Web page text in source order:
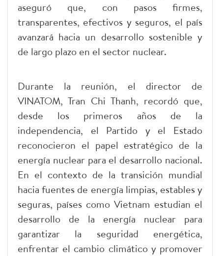
aseguró que, con pasos firmes,
transparentes, efectivos y seguros, el país
avanzará hacia un desarrollo sostenible y
de largo plazo en el sector nuclear.
Durante la reunión, el director de
VINATOM, Tran Chi Thanh, recordó que,
desde los primeros años de la
independencia, el Partido y el Estado
reconocieron el papel estratégico de la
energía nuclear para el desarrollo nacional.
En el contexto de la transición mundial
hacia fuentes de energía limpias, estables y
seguras, países como Vietnam estudian el
desarrollo de la energía nuclear para
garantizar la seguridad energética,
enfrentar el cambio climático y promover